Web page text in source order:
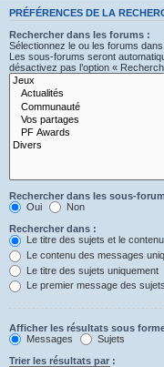
PRÉFÉRENCES DE LA
Rechercher dans les forums :
Sélectionnez le ou les forums
Les sous-forums seront
désactivez pas l’option «
Rechercher dans les sous-
Oui
Non
Rechercher dans :
Le titre des sujets et le
Le contenu des messages
Le titre des sujets uniquement
Le premier message des
Afficher les résultats sous
Messages
Sujets
Trier les résultats par :